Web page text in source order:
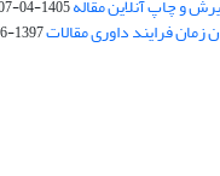
1405-04-07
زمان فرایند داوری مقالات1397-06-05